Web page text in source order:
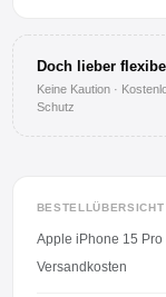
Datenschutz
Doch lieber
Keine Kaution ·
Schutz
BESTELLÜBERSICHT
Apple iPhone 15 Pro
Versandkosten